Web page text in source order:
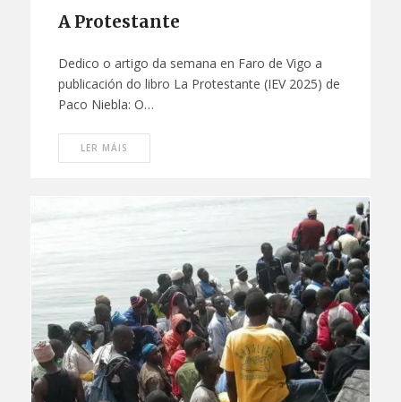
A Protestante
Dedico o artigo da semana en Faro de Vigo a
publicación do libro La Protestante (IEV 2025) de
Paco Niebla: O…
LER MÁIS